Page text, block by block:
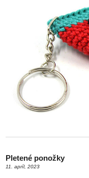
Pletené ponožky
11. apríl, 2023